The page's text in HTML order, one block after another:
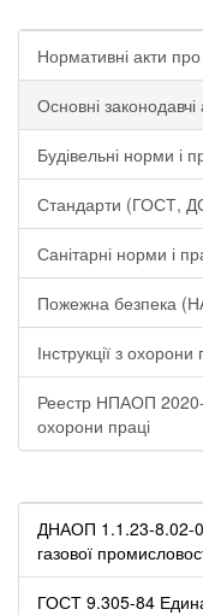
Нормативні акти
Основні законодавчі
Будівельні норми
Стандарти (ГОСТ,
Санітарні норми і
Пожежна безпека
Інструкції з охорони
Реестр НПАОП
охорони праці
ДНАОП 1.1.23-8.02-
газової
ГОСТ 9.305-84